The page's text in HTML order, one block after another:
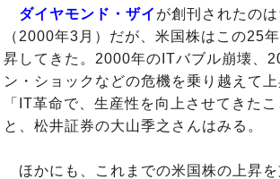
ダイヤモンド・ザイ が創刊されたの
（2000年3月）だが、米国株はこの25
昇してきた。2000年のITバブル崩壊、
ン・ショックなどの危機を乗り越えて
「IT革命で、生産性を向上させてきたこ
と、松井証券の大山季之さんはみる。
ほかにも、これまでの米国株の上昇を